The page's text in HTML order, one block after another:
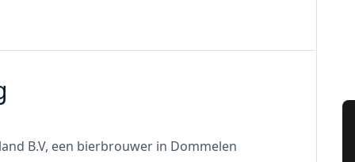
B.V, een bierbrouwer in Dommelen